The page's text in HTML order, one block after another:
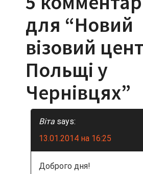
и
г
а
ц
и
п
для “Новий
візовий
Польщі у
Чернівцях”
Віта says:
13.01.2014 на 16:25
Доброго дня!